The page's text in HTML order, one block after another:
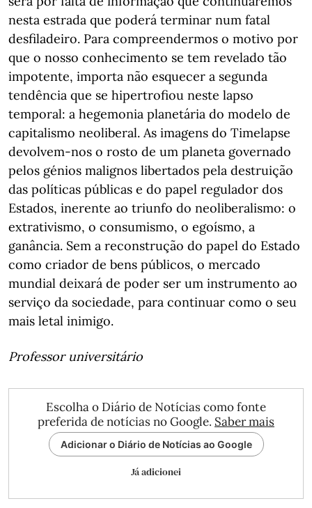
nesta estrada que poderá terminar num fatal
desfiladeiro. Para compreendermos o motivo por
que o nosso conhecimento se tem revelado tão
impotente, importa não esquecer a segunda
tendência que se hipertrofiou neste lapso
temporal: a hegemonia planetária do modelo de
capitalismo neoliberal. As imagens do Timelapse
devolvem-nos o rosto de um planeta governado
pelos génios malignos libertados pela destruição
das políticas públicas e do papel regulador dos
Estados, inerente ao triunfo do neoliberalismo: o
extrativismo, o consumismo, o egoísmo, a
ganância. Sem a reconstrução do papel do Estado
como criador de bens públicos, o mercado
mundial deixará de poder ser um instrumento ao
serviço da sociedade, para continuar como o seu
mais letal inimigo.
Professor universitário
Escolha o Diário de Notícias como fonte
preferida de notícias no Google. Saber mais
Adicionar o Diário de Notícias ao Google
Já adicionei